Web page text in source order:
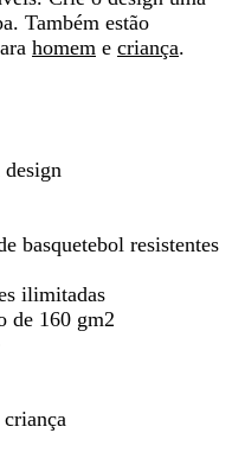
de
seta
para
Também estão
homem e criança.
design
basquetebol resistentes
ilimitadas
de 160 gm2